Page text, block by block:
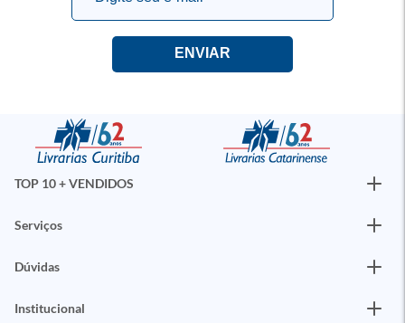
TOP 10 + VENDIDOS
Serviços
Dúvidas
Institucional